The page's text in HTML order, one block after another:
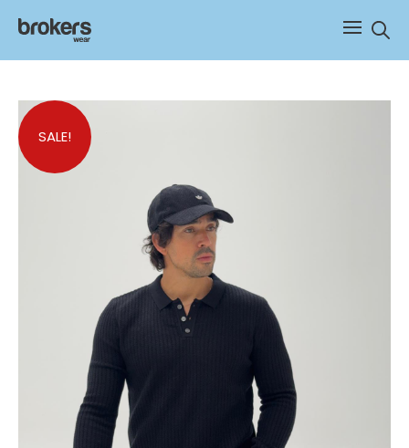
SALE!